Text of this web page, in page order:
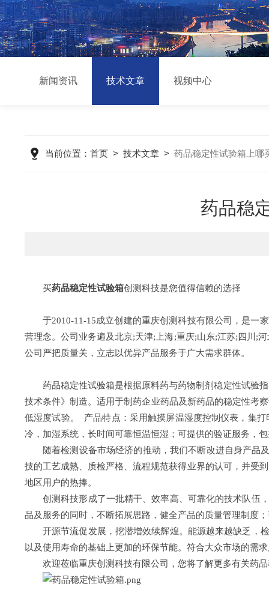
新闻资讯 技术文章 视频中心
当前位置： 首页> 技术文章> 药品稳定性试验箱上哪
药品稳
买药品稳定性试验箱创测科技是您值得信赖的选择
于2010-11-15成立创建的重庆创测科技有限公司，是一
营理念。公司业务遍及北京;天津;上海;重庆;山东;江苏;四川;
公司严把质量关，立志以优异产品服务于广大需求群体。
药品稳定性试验箱是根据原料药与药物制剂稳定性试验
技术条件》制造。适用于制药企业药品及新药品的稳定性考
低湿度试验。 产品特点：采用触摸屏温湿度控制仪表，集
冷，加湿系统，长时间可靠恒温恒湿；可提供的验证服务，
随着检测设备市场经济的推动，我们不断改进自身产品
技的工艺成熟、质检严格、流程规范获得业界的认可，并受
地区用户的热捧。
创测科技形成了一批精干、效率高、可靠化的技术队伍
品及服务的同时，不断拓展思路，健全产品的质量管理制度
开源节流促发展，挖潜增效续辉煌。能源越来越缺乏，
以及使用寿命的基础上更加的环保节能。符合大众市场的需
欢迎莅临重庆创测科技有限公司，您将了解更多有关药